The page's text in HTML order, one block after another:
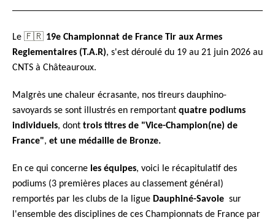
Le 🇫🇷 19e Championnat de France Tir aux Armes
Reglementaires (T.A.R), s'est déroulé du 19 au 21 juin 2026 au
CNTS à Châteauroux.
Malgrès une chaleur écrasante, nos tireurs dauphino-
savoyards se sont illustrés en remportant quatre podiums
individuels, dont trois titres de "Vice-Champion(ne) de
France", et une médaille de Bronze.
En ce qui concerne les équipes, voici le récapitulatif des
podiums (3 premières places au classement général)
remportés par les clubs de la ligue Dauphiné-Savoie sur
l'ensemble des disciplines de ces Championnats de France par